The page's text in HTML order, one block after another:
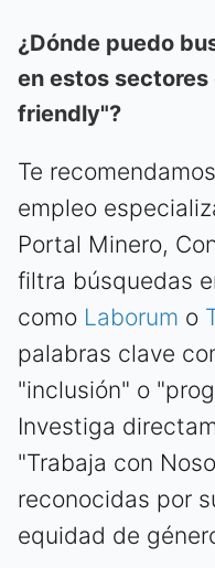
¿Dónde puedo
en estos
friendly"?
Te
empleo
Portal Minero,
filtra búsquedas
como Laborum o
palabras clave
"inclusión" o
Investiga
"Trabaja con
reconocidas por
equidad de